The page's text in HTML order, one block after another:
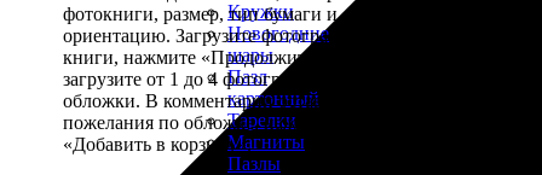
Кружки
Новогодние
шары
Пазл
картонный
Тарелки
Магниты
Пазлы
фотокниги, размер, тип бумаги и
ориентацию. Загрузите фотографии для
книги, нажмите «Продолжить» и
загрузите от 1 до 4 фотографий для
обложки. В комментарии оставьте свои
пожелания по обложке, нажмите
«Добавить в корзину».